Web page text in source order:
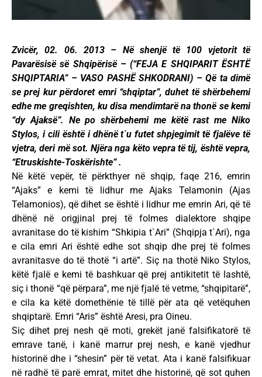
Zvicër, 02. 06. 2013 – Në shenjë të 100 vjetorit të
Pavarësisë së Shqipërisë – (“FEJA E SHQIPARIT ËSHTË
SHQIPTARIA” – VASO PASHË SHKODRANI) – Që ta dimë
se prej kur përdoret emri “shqiptar”, duhet të shërbehemi
edhe me greqishten, ku disa mendimtarë na thonë se kemi
“dy Ajaksë”. Ne po shërbehemi me këtë rast me Niko
Stylos, i cili është i dhënë t`u futet shpjegimit të fjalëve të
vjetra, deri më sot. Njëra nga këto vepra të tij, është vepra,
“Etruskishte-Toskërishte” .
Në këtë vepër, të përkthyer në shqip, faqe 216, emrin
“Ajaks” e kemi të lidhur me Ajaks Telamonin (Ajas
Telamonios), që dihet se është i lidhur me emrin Ari, që të
dhënë në origjinal prej të folmes dialektore shqipe
avranitase do të kishim “Shkipia t`Ari” (Shqipja t`Ari), nga
e cila emri Ari është edhe sot shqip dhe prej të folmes
avranitasve do të thotë “i artë”. Siç na thotë Niko Stylos,
këtë fjalë e kemi të bashkuar që prej antikitetit të lashtë,
siç i thonë “që përpara”, me një fjalë të vetme, “shqipitarë”,
e cila ka këtë domethënie të tillë për ata që vetëquhen
shqiptarë. Emri “Aris” është Aresi, pra Oineu.
Siç dihet prej nesh që moti, grekët janë falsifikatorë të
emrave tanë, i kanë marrur prej nesh, e kanë vjedhur
historinë dhe i “shesin” për të vetat. Ata i kanë falsifikuar
në radhë të parë emrat, mitet dhe historinë, që sot quhen